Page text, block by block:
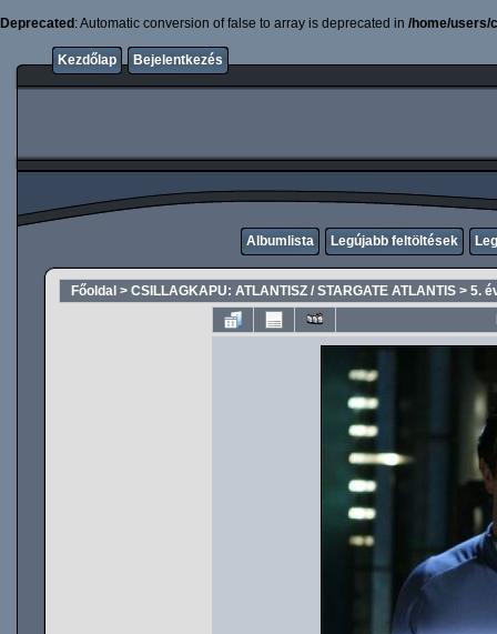
Deprecated : Automatic conversion of false to array is deprecated in /home/users/
Kezdőlap Bejelentkezés
Albumlista Legújabb feltöltések
Főoldal > CSILLAGKAPU: ATLANTISZ / STARGATE ATLANTIS > 5.